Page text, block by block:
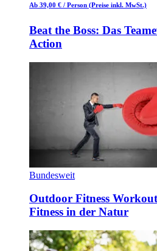
Ab 39,00 € / Person (Preise inkl. MwSt.)
Beat the Boss: Das
Action
Bundesweit
Outdoor Fitness
Fitness in der Natur